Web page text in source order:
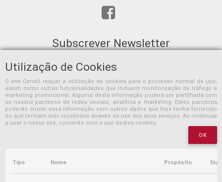
Utilização de Cookies
O site Cerutil requer a utilização de cookies para o processo normal de uso,
assim como outras funcionalidades que incluem monitorização de tráfego e
marketing promocional. Alguma desta informação poderá ser partilhada com
os nossos parceiros de redes sociais, analítica e marketing. Estes parceiros
poderão cruzar essa informação com outros dados que lhes tenha fornecido
ou que tenham sido recolhidos através do uso dos seus serviços. Ao continuar
a usar o nosso site, consente com o uso destes cookies.
OK
Tipo Nome Propósito
Subscrever Newsletter
SUBSCREVER